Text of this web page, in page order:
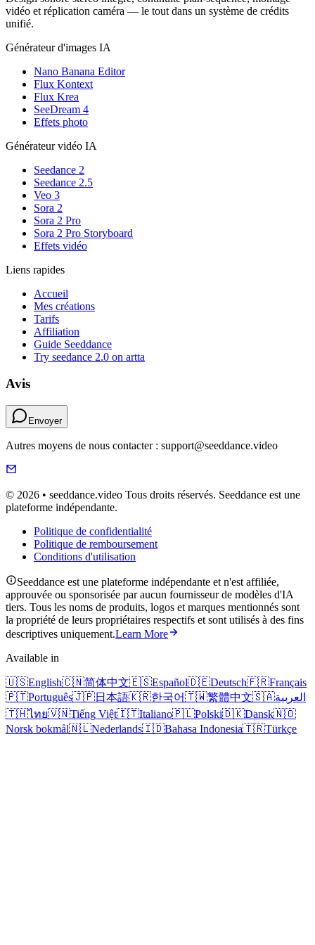
vidéo et réplication caméra — le tout dans un système de crédits
unifié.
Générateur d'images IA
Nano Banana Editor
Flux Kontext
Flux Krea
SeeDream 4
Effets photo
Générateur vidéo IA
Seedance 2
Seedance 2.5
Veo 3
Sora 2
Sora 2 Pro
Sora 2 Pro Storyboard
Effets vidéo
Liens rapides
Accueil
Mes créations
Tarifs
Affiliation
Guide Seeddance
Try seedance 2.0 on artta
Avis
Envoyer
Autres moyens de nous contacter : support@seeddance.video
© 2026 • seeddance.video Tous droits réservés. Seeddance est une
plateforme indépendante.
Politique de confidentialité
Politique de remboursement
Conditions d'utilisation
Seeddance est une plateforme indépendante et n'est affiliée,
approuvée ou sponsorisée par aucun fournisseur de modèles d'IA
tiers. Tous les noms de produits, logos et marques mentionnés sont
la propriété de leurs propriétaires respectifs et sont utilisés à des fins
descriptives uniquement.Learn More
Available in
🇺🇸English🇨🇳简体中文🇪🇸Español🇩🇪Deutsch🇫🇷Français
🇵🇹Português🇯🇵日本語🇰🇷한국어🇹🇼繁體中文🇸🇦العربية
🇹🇭ไทย🇻🇳Tiếng Việt🇮🇹Italiano🇵🇱Polski🇩🇰Dansk🇳🇴
Norsk bokmål🇳🇱Nederlands🇮🇩Bahasa Indonesia🇹🇷Türkçe